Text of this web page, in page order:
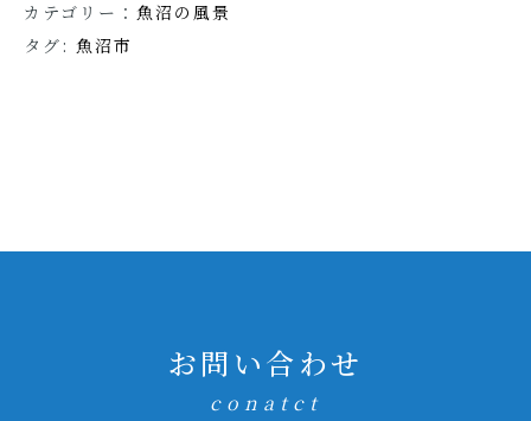
カテゴリー： 魚沼の風景
タグ: 魚沼市
お問い合わせ
conatct